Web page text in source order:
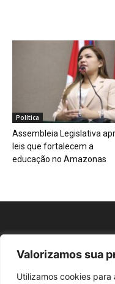
Valorizamos sua
Utilizamos cookies
Política
Assembleia Legislativa
leis que fortalecem a
educação no Amazonas